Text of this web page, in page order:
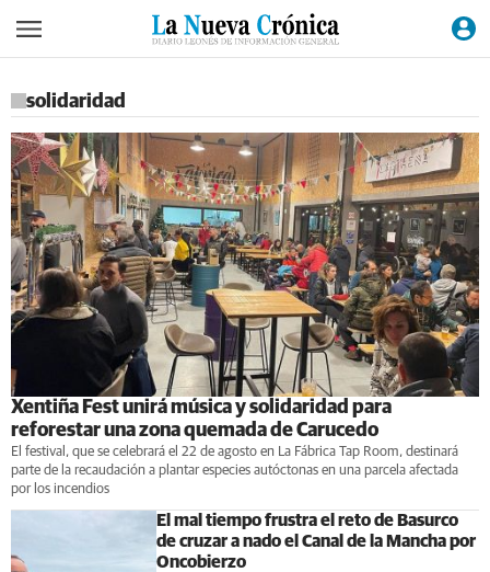
solidaridad
Xentiña Fest unirá música y solidaridad para
reforestar una zona quemada de Carucedo
El festival, que se celebrará el 22 de agosto en La Fábrica Tap Room, destinará
parte de la recaudación a plantar especies autóctonas en una parcela afectada
por los incendios
El mal tiempo frustra el reto de Basurco
de cruzar a nado el Canal de la Mancha por
Oncobierzo